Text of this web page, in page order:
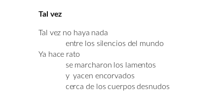
Tal vez
Tal vez no haya nada
entre los silencios del mundo
Ya hace rato
se marcharon los lamentos
y yacen encorvados
cerca de los cuerpos desnudos